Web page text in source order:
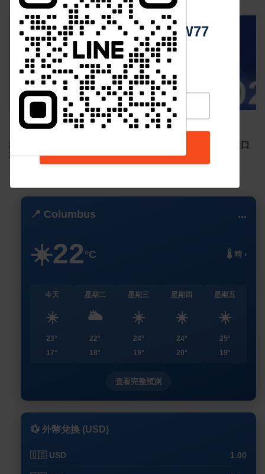
汽車新聞
Sep 02 2024 4913
2024年8月台灣新車掛牌數 29,403 輛，國產車整體下滑，進口
車款市占率超過5成
📍 Columbus ...
☀️22°C 🌡️ 晴 ›
今天
☀️
23°
17°
星期二
🌥️
22°
18°
星期三
☀️
24°
19°
星期四
☀️
24°
20°
星期五
☀️
25°
19°
查看完整預測
💱 外幣兌換 (USD)
🇺🇸 USD 1.00
中 華 超 傳 媒
Https://reurl.cc/adqW77
訂閱